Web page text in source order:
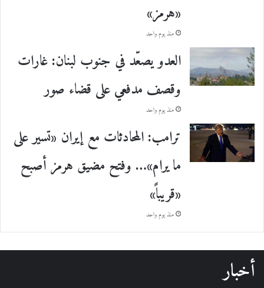
«هرمز»
منذ يوم واحد
العدو يصعّد في جنوب لبنان: غارات
وقصف مدفعي على قضاء صور
منذ يوم واحد
ترامب: المحادثات مع إيران «تسير على
ما يرام»… وفتح مضيق هرمز أصبح
«قريباً»
منذ يوم واحد
أخبار